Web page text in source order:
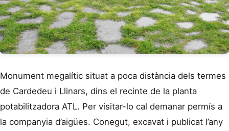
Monument megalític situat a poca distància dels termes
de Cardedeu i Llinars, dins el recinte de la planta
potabilitzadora ATL. Per visitar-lo cal demanar permís a
la companyia d’aigües. Conegut, excavat i publicat l’any